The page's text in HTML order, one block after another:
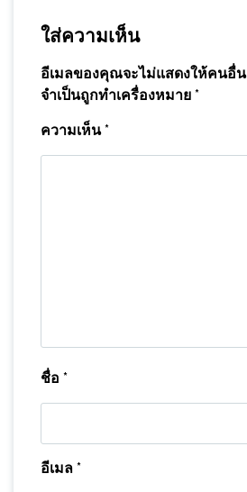
ใส่ความเห็น
อีเมลของคุณจะไม่แสดงให้คนอื่
จำเป็นถูกทำเครื่องหมาย *
ความเห็น*
ชื่อ *
อีเมล *